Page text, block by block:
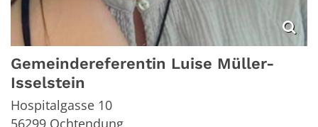
Gemeindereferentin Luise Müller-
Isselstein
Hospitalgasse 10
56299 Ochtendung